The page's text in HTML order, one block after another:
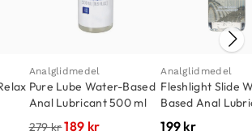
Analglidmedel
Pure Lube Water-Based
Anal Lubricant 500 ml
279kr189 kr
Analglidmedel
Fleshlight Slide
Based Anal
250ml
199 kr